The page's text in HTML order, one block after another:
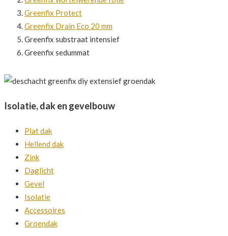
Greenfix Protect
Greenfix Drain Eco 20 mm
Greenfix substraat intensief
Greenfix sedummat
Isolatie, dak en gevelbouw
Plat dak
Hellend dak
Zink
Daglicht
Gevel
Isolatie
Accessoires
Groendak